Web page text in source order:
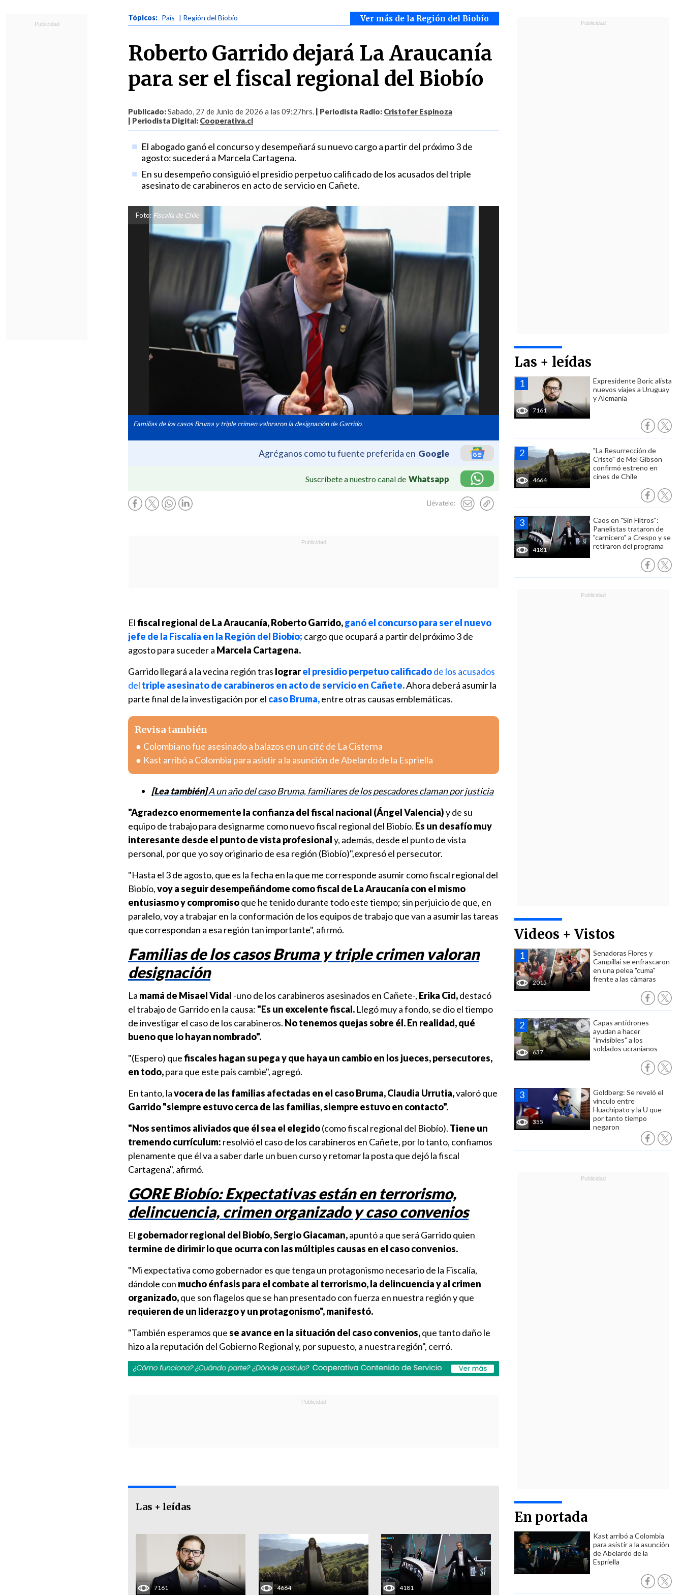
Ver más de la Región del Biobío
Tópicos: País | Región del Biobío
Roberto Garrido dejará La Araucanía
para ser el fiscal regional del Biobío
Publicado:Sabado, 27 de Junio de 2026 a las 09:27hrs. | Periodista Radio: Cristofer Espinoza
| Periodista Digital: Cooperativa.cl
El abogado ganó el concurso y desempeñará su nuevo cargo a partir del próximo 3 de
agosto: sucederá a Marcela Cartagena.
En su desempeño consiguió el presidio perpetuo calificado de los acusados del triple
asesinato de carabineros en acto de servicio en Cañete.
Foto: Fiscalía de Chile
Familias de los casos Bruma y triple crimen valoraron la designación de Garrido.
Agréganos como tu fuente preferida en Google
Suscríbete a nuestro canal de Whatsapp
Llévatelo:
Las + leídas
7161
Expresidente Boric alista
nuevos viajes a Uruguay
y Alemania
4664
"La Resurrección de
Cristo" de Mel Gibson
confirmó estreno en
cines de Chile
4181
Caos en "Sin Filtros":
Panelistas trataron de
"carnicero" a Crespo y se
retiraron del programa
Videos + Vistos
2015
Senadoras Flores y
Campillai se enfrascaron
en una pelea "cuma"
frente a las cámaras
637
Capas antidrones
ayudan a hacer
"invisibles" a los
soldados ucranianos
355
Goldberg: Se reveló el
vínculo entre
Huachipato y la U que
por tanto tiempo
negaron
En portada
Kast arribó a Colombia
para asistir a la asunción
de Abelardo de la
Espriella
Elfiscal regional de La Araucanía, Roberto Garrido,ganó el concurso para ser el nuevo
jefe de la Fiscalía en la Región del Biobío; cargo que ocupará a partir del próximo 3 de
agosto para suceder a Marcela Cartagena.
Garrido llegará a la vecina región tras lograrel presidio perpetuo calificadode los acusados
del triple asesinato de carabineros en acto de servicio en Cañete.Ahora deberá asumir la
parte final de la investigación por el caso Bruma,entre otras causas emblemáticas.
Revisa también
Colombiano fue asesinado a balazos en un cité de La Cisterna
Kast arribó a Colombia para asistir a la asunción de Abelardo de la Espriella
[Lea también]A un año del caso Bruma, familiares de los pescadores claman por justicia
"Agradezco enormemente la confianza del fiscal nacional (Ángel Valencia)y de su
equipo de trabajo para designarme como nuevo fiscal regional del Biobío. Es un desafío muy
interesante desde el punto de vista profesionaly, además, desde el punto de vista
personal, por que yo soy originario de esa región (Biobío)",expresó el persecutor.
"Hasta el 3 de agosto, que es la fecha en la que me corresponde asumir como fiscal regional del
Biobío,voy a seguir desempeñándome como fiscal de La Araucanía con el mismo
entusiasmo y compromisoque he tenido durante todo este tiempo; sin perjuicio de que, en
paralelo, voy a trabajar en la conformación de los equipos de trabajo que van a asumir las tareas
que correspondan a esa región tan importante", afirmó.
Familias de los casos Bruma y triple crimen valoran
designación
La mamá de Misael Vidal -uno de los carabineros asesinados en Cañete-, Erika Cid,destacó
el trabajo de Garrido en la causa: "Es un excelente fiscal. Llegó muy a fondo, se dio el tiempo
de investigar el caso de los carabineros. No tenemos quejas sobre él.En realidad, qué
bueno que lo hayan nombrado".
"(Espero) quefiscales hagan su pega y que haya un cambio en los jueces, persecutores,
en todo,para que este país cambie", agregó.
En tanto, lavocera de las familias afectadas en el caso Bruma, Claudia Urrutia,valoró que
Garrido "siempre estuvo cerca de las familias, siempre estuvo en contacto".
"Nos sentimos aliviados que él sea el elegido(como fiscal regional del Biobío). Tiene un
tremendo currículum: resolvió el caso de los carabineros en Cañete, por lo tanto, confiamos
plenamente que él va a saber darle un buen curso y retomar la posta que dejó la fiscal
Cartagena", afirmó.
GORE Biobío: Expectativas están en terrorismo,
delincuencia, crimen organizado y caso convenios
El gobernador regional del Biobío, Sergio Giacaman,apuntó a que será Garrido quien
termine de dirimir lo que ocurra con las múltiples causas en el caso convenios.
"Mi expectativa como gobernador es que tenga un protagonismo necesario de la Fiscalía,
dándole con mucho énfasis para el combate al terrorismo, la delincuencia y al crimen
organizado,que son flagelos que se han presentado con fuerza en nuestra región y que
requieren de un liderazgo y un protagonismo", manifestó.
"También esperamos quese avance en la situación del caso convenios,que tanto daño le
hizo a la reputación del Gobierno Regional y, por supuesto, a nuestra región", cerró.
Las + leídas
7161 4664 4181